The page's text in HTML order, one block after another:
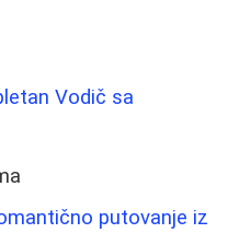
Vodič sa
putovanje iz